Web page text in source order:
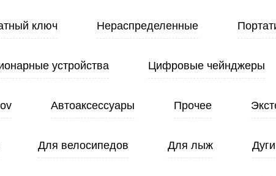
ключ Нераспределенные
устройства Цифровые чейнджеры
Автоаксессуары Прочее
Для велосипедов Для лыж Дуги